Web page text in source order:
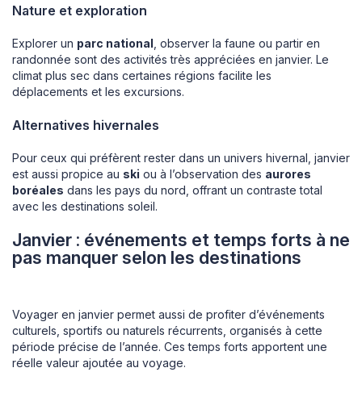
Nature et exploration
Explorer un parc national , observer la faune ou partir en
randonnée sont des activités très appréciées en janvier. Le
climat plus sec dans certaines régions facilite les
déplacements et les excursions.
Alternatives hivernales
Pour ceux qui préfèrent rester dans un univers hivernal, janvier
est aussi propice au ski ou à l’observation des aurores
boréales dans les pays du nord, offrant un contraste total
avec les destinations soleil.
Janvier : événements et temps forts à ne
pas manquer selon les destinations
Voyager en janvier permet aussi de profiter d’événements
culturels, sportifs ou naturels récurrents, organisés à cette
période précise de l’année. Ces temps forts apportent une
réelle valeur ajoutée au voyage.